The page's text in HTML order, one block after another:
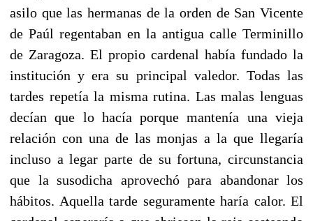
asilo que las hermanas de la orden de San Vicente
de Paúl regentaban en la antigua calle Terminillo
de Zaragoza. El propio cardenal había fundado la
institución y era su principal valedor. Todas las
tardes repetía la misma rutina. Las malas lenguas
decían que lo hacía porque mantenía una vieja
relación con una de las monjas a la que llegaría
incluso a legar parte de su fortuna, circunstancia
que la susodicha aprovechó para abandonar los
hábitos. Aquella tarde seguramente haría calor. El